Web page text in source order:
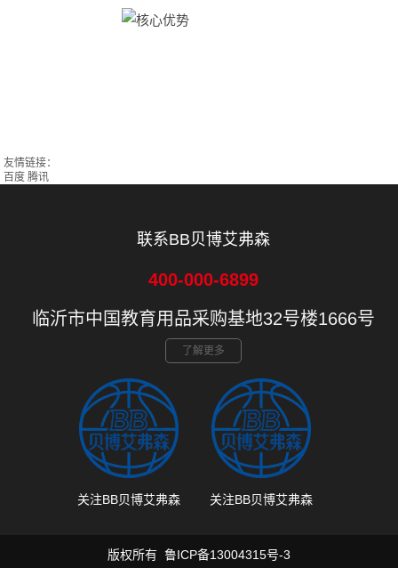
友情链接：
百度 腾讯
联系BB贝博艾弗森
400-000-6899
临沂市中国教育用品采购基地32号楼1666号
了解更多
关注BB贝博艾弗森 关注BB贝博艾弗森
版权所有 鲁ICP备13004315号-3